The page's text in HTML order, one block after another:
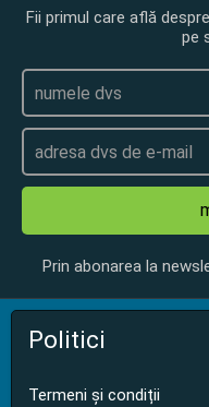
Fii primul care află
pe
Prin abonarea la
Politici
Termeni și condiții